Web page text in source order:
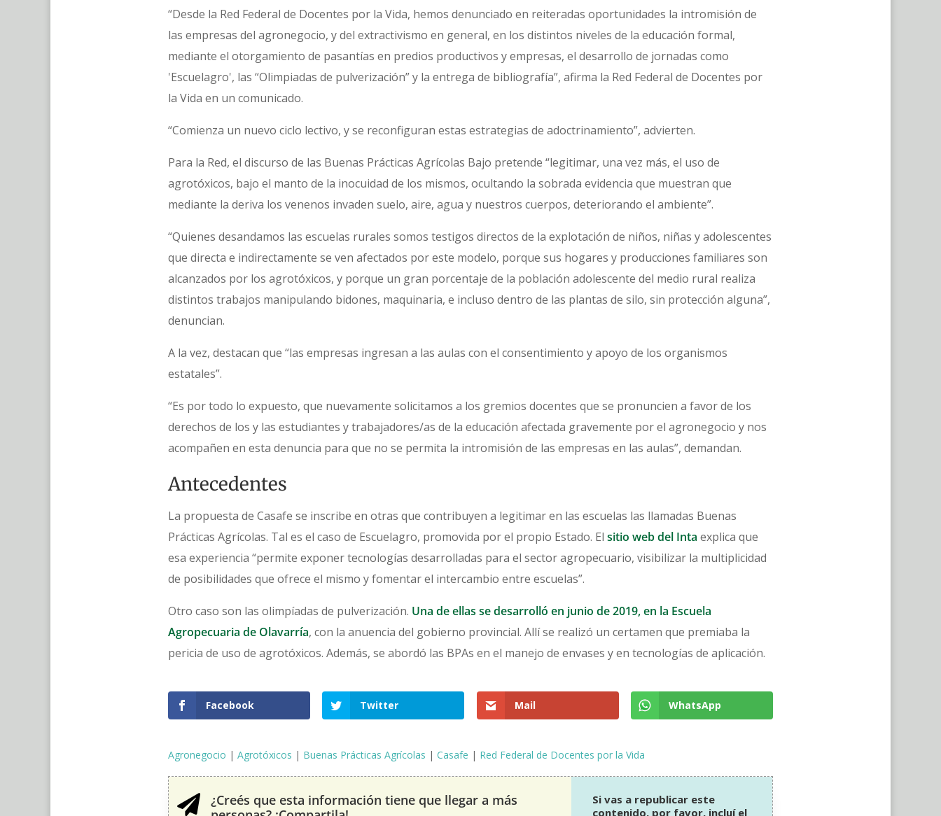
“Desde la Red Federal de Docentes por la Vida, hemos denunciado en reiteradas oportunidades la intromisión de
las empresas del agronegocio, y del extractivismo en general, en los distintos niveles de la educación formal,
mediante el otorgamiento de pasantías en predios productivos y empresas, el desarrollo de jornadas como
'Escuelagro', las “Olimpiadas de pulverización” y la entrega de bibliografía”, afirma la Red Federal de Docentes por
la Vida en un comunicado.
“Comienza un nuevo ciclo lectivo, y se reconfiguran estas estrategias de adoctrinamiento”, advierten.
Para la Red, el discurso de las Buenas Prácticas Agrícolas Bajo pretende “legitimar, una vez más, el uso de
agrotóxicos, bajo el manto de la inocuidad de los mismos, ocultando la sobrada evidencia que muestran que
mediante la deriva los venenos invaden suelo, aire, agua y nuestros cuerpos, deteriorando el ambiente”.
“Quienes desandamos las escuelas rurales somos testigos directos de la explotación de niños, niñas y adolescentes
que directa e indirectamente se ven afectados por este modelo, porque sus hogares y producciones familiares son
alcanzados por los agrotóxicos, y porque un gran porcentaje de la población adolescente del medio rural realiza
distintos trabajos manipulando bidones, maquinaria, e incluso dentro de las plantas de silo, sin protección alguna”,
denuncian.
A la vez, destacan que “las empresas ingresan a las aulas con el consentimiento y apoyo de los organismos
estatales”.
“Es por todo lo expuesto, que nuevamente solicitamos a los gremios docentes que se pronuncien a favor de los
derechos de los y las estudiantes y trabajadores/as de la educación afectada gravemente por el agronegocio y nos
acompañen en esta denuncia para que no se permita la intromisión de las empresas en las aulas”, demandan.
Antecedentes
La propuesta de Casafe se inscribe en otras que contribuyen a legitimar en las escuelas las llamadas Buenas
Prácticas Agrícolas. Tal es el caso de Escuelagro, promovida por el propio Estado. El sitio web del Inta explica que
esa experiencia “permite exponer tecnologías desarrolladas para el sector agropecuario, visibilizar la multiplicidad
de posibilidades que ofrece el mismo y fomentar el intercambio entre escuelas”.
Otro caso son las olimpíadas de pulverización. Una de ellas se desarrolló en junio de 2019, en la Escuela
Agropecuaria de Olavarría, con la anuencia del gobierno provincial. Allí se realizó un certamen que premiaba la
pericia de uso de agrotóxicos. Además, se abordó las BPAs en el manejo de envases y en tecnologías de aplicación.
Facebook Twitter Mail WhatsApp
Agronegocio | Agrotóxicos | Buenas Prácticas Agrícolas | Casafe | Red Federal de Docentes por la Vida

¿Creés que esta información tiene que llegar a más
Si vas a republicar este
contenido, por favor, incluí el